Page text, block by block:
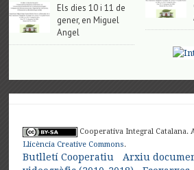
Els dies 10 i 11 de
gener, en Miguel
Angel
Cooperativa Integral Catalana.
Llicència Creative Commons.
Butlletí Cooperatiu
Arxiu